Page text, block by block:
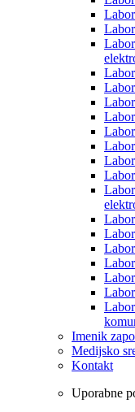
Imenik
Medijsko
Kontakt
Uporabne